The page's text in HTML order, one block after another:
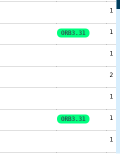
1
ORB3.31 1
1
2
1
ORB3.31 1
1